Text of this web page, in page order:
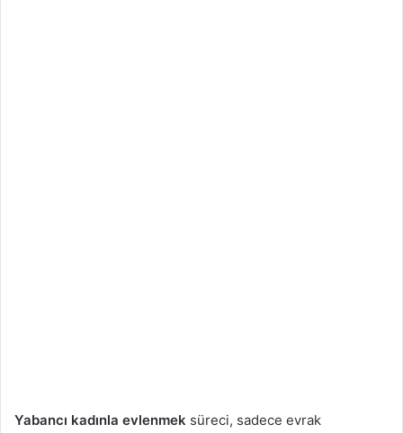
Yabancı kadınla evlenmek süreci, sadece evrak